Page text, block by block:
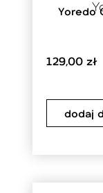
Yoredo
129,00 zł
dodaj